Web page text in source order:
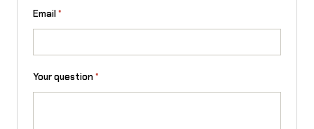
Email*
Your question*